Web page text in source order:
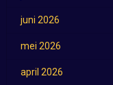
juni 2026
mei 2026
april 2026